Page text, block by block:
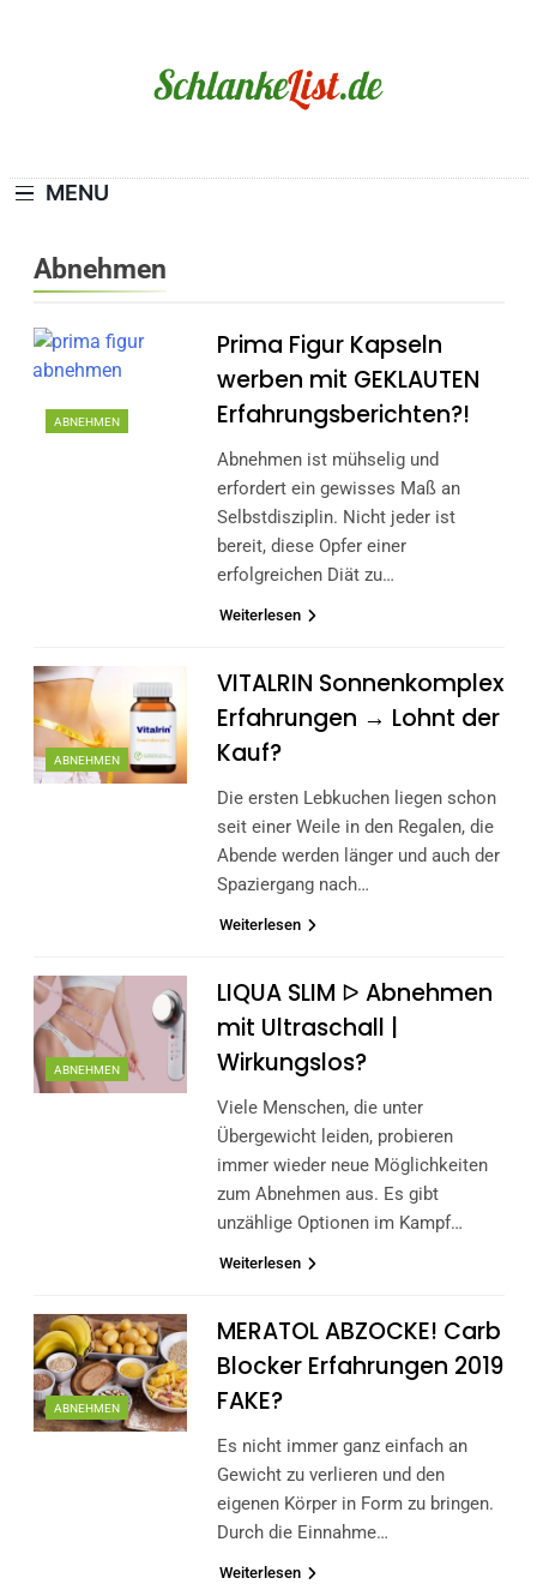
MENU
Abnehmen
ABNEHMEN
Prima Figur Kapseln
werben mit GEKLAUTEN
Erfahrungsberichten?!
Abnehmen ist mühselig und
erfordert ein gewisses Maß an
Selbstdisziplin. Nicht jeder ist
bereit, diese Opfer einer
erfolgreichen Diät zu…
Weiterlesen
ABNEHMEN
VITALRIN Sonnenkomplex
Erfahrungen → Lohnt der
Kauf?
Die ersten Lebkuchen liegen schon
seit einer Weile in den Regalen, die
Abende werden länger und auch der
Spaziergang nach…
Weiterlesen
ABNEHMEN
LIQUA SLIM ᐅ Abnehmen
mit Ultraschall |
Wirkungslos?
Viele Menschen, die unter
Übergewicht leiden, probieren
immer wieder neue Möglichkeiten
zum Abnehmen aus. Es gibt
unzählige Optionen im Kampf…
Weiterlesen
ABNEHMEN
MERATOL ABZOCKE! Carb
Blocker Erfahrungen 2019
FAKE?
Es nicht immer ganz einfach an
Gewicht zu verlieren und den
eigenen Körper in Form zu bringen.
Durch die Einnahme…
Weiterlesen